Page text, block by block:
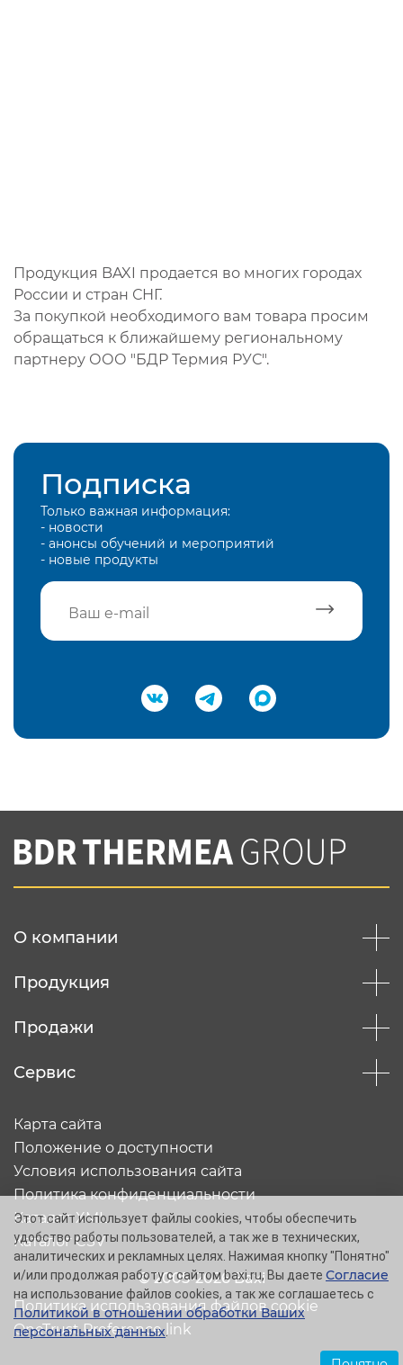
Продукция BAXI продается во многих городах
России и стран СНГ.
За покупкой необходимого вам товара просим
обращаться к ближайшему региональному
партнеру ООО "БДР Термия РУС".
Подписка
Только важная информация:
- новости
- анонсы обучений и мероприятий
- новые продукты
Подтвердить e-mail
Вы соглашаетесь с нашей политикой
конфеденциальности
О компании
Продукция
Продажи
Сервис
© 2005-2026 Baxi
Карта сайта
Положение о доступности
Условия использования сайта
Политика конфиденциальности
Каталог XML
Каталог CSV
Политика использования файлов cookie
OneTrust Preference link
Этот сайт использует файлы cookies, чтобы обеспечить
удобство работы пользователей, а так же в технических,
аналитических и рекламных целях. Нажимая кнопку "Понятно"
и/или продолжая работу с сайтом baxi.ru, Вы даете Согласие
на использование файлов cookies, а так же соглашаетесь с
Политикой в отношении обработки Ваших
персональных данных.